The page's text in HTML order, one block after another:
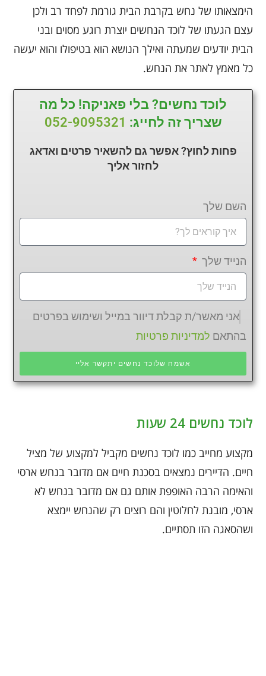
הימצאותו של נחש בקרבת הבית גורמת לפחד רב ולכן
עצם הגעתו של לוכד הנחשים יוצרת רוגע מסוים ובני
הבית יודעים שמעתה ואילך הנושא הוא בטיפולו והוא יעשה
כל מאמץ לאתר את הנחש.
לוכד נחשים? בלי פאניקה! כל מה
שצריך זה לחייג: 052-9095321
פחות לחוץ? אפשר גם להשאיר פרטים ואדאג
לחזוראליך
השם שלך
הנייד שלך
אני מאשר/ת קבלת דיוור במייל ושימוש בפרטים
בהתאם למדיניות פרטיות
אשמח שלוכד נחשים יתקשר אליי
לוכד נחשים 24 שעות
מקצוע מחייב כמו לוכד נחשים מקביל למקצוע של מציל
חיים. הדיירים נמצאים בסכנת חיים אם מדובר בנחש ארסי
והאימה הרבה האופפת אותם גם אם מדובר בנחש לא
ארסי, מובנת לחלוטין והם רוצים רק שהנחש יימצא
ושהסאגה הזו תסתיים.